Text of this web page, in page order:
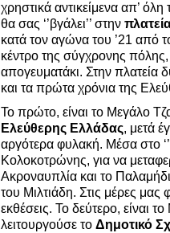
χρηστικά αντικείμενα απ’
θα σας ‘’βγάλει’’ στην
κατά τον αγώνα του ’21 από
κέντρο της σύγχρονης
απογευματάκι. Στην πλατεία
και τα πρώτα χρόνια της
Το πρώτο, είναι το Μεγάλο
Ελεύθερης Ελλάδας, μετά
αργότερα φυλακή. Μέσα στο
Κολοκοτρώνης, για να
Ακροναυπλία και το
του Μιλτιάδη. Στις μέρες μας
εκθέσεις. Το δεύτερο, είναι
λειτουργούσε το Δημοτικό